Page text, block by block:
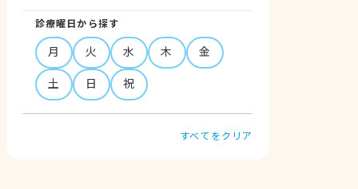
診療曜日から探す
月 火 水 木
金
土
日 祝
すべてをクリア